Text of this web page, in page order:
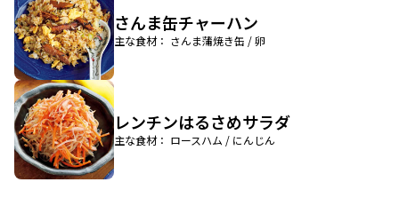
さんま缶チャーハン
主な食材： さんま蒲焼き缶 / 卵
レンチンはるさめサラダ
主な食材： ロースハム / にんじん